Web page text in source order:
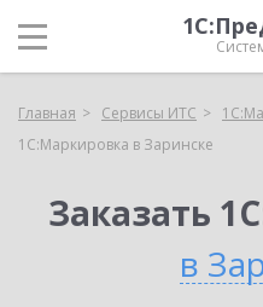
Главная Сервисы ИТС
1С:Маркировка в Заринске
Заказать
в